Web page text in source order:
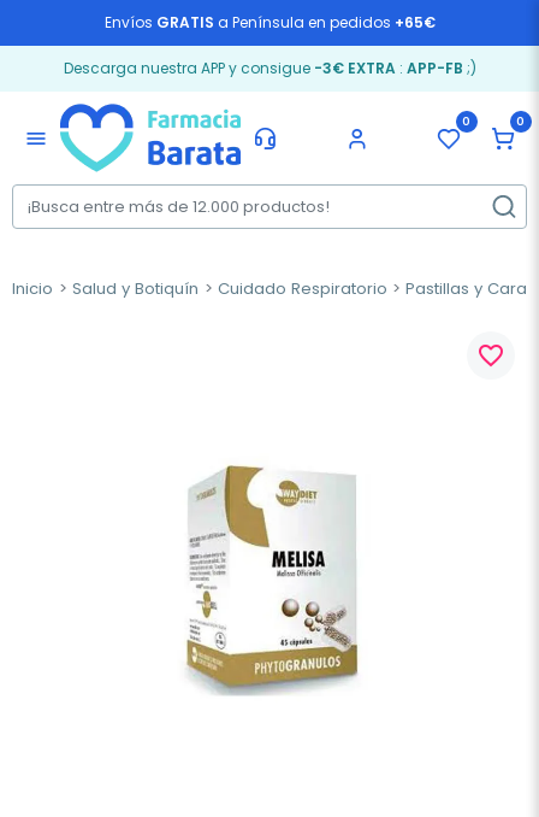
Envíos GRATIS a Península en pedidos +65€
Descarga nuestra APP y consigue -3€ EXTRA: APP-FB ;)
menu
0 0
Inicio Salud y Botiquín Cuidado Respiratorio Pastillas y
favorite_border